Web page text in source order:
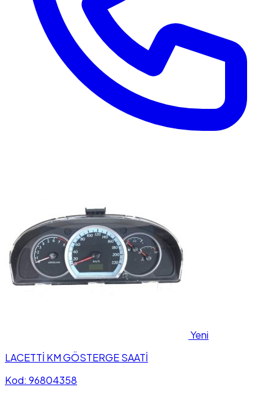
Yeni
LACETTİ KM GÖSTERGE SAATİ
Kod: 96804358